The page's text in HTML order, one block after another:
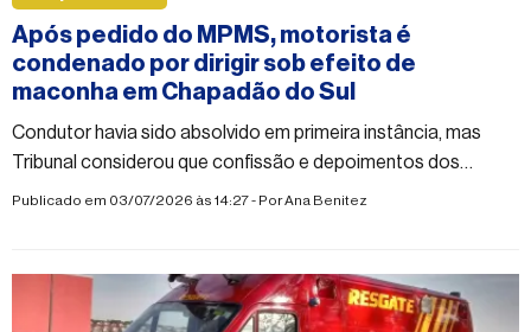
Após pedido do MPMS, motorista é
condenado por dirigir sob efeito de
maconha em Chapadão do Sul
Condutor havia sido absolvido em primeira instância, mas
Tribunal considerou que confissão e depoimentos dos
policiais comprovam que ele colocou a segurança no trânsito
Publicado em 03/07/2026 às 14:27 - PorAna Benitez